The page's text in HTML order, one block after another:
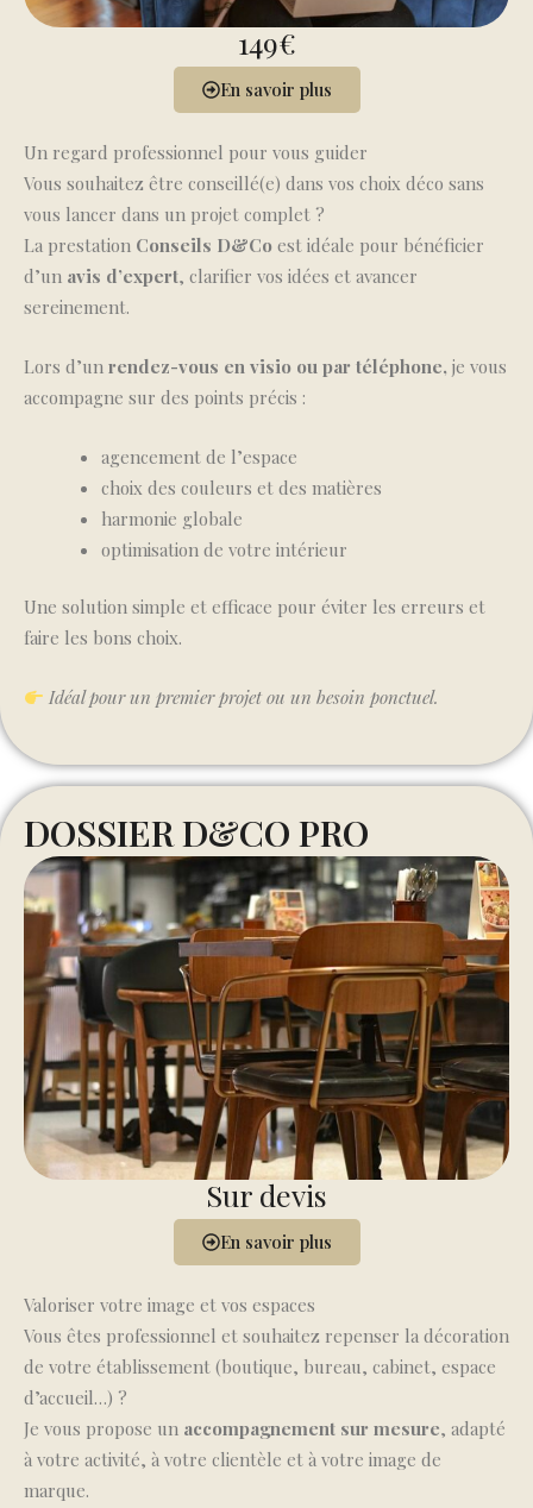
149€
En savoir plus
Un regard professionnel pour vous guider
Vous souhaitez être conseillé(e) dans vos choix déco sans
vous lancer dans un projet complet ?
La prestation Conseils D&Co est idéale pour bénéficier
d’un avis d’expert, clarifier vos idées et avancer
sereinement.
Lors d’un rendez-vous en visio ou par téléphone, je vous
accompagne sur des points précis :
agencement de l’espace
choix des couleurs et des matières
harmonie globale
optimisation de votre intérieur
Une solution simple et efficace pour éviter les erreurs et
faire les bons choix.
Idéal pour un premier projet ou un besoin ponctuel.
DOSSIER D&CO PRO
Sur devis
En savoir plus
Valoriser votre image et vos espaces
Vous êtes professionnel et souhaitez repenser la décoration
de votre établissement (boutique, bureau, cabinet, espace
d’accueil…) ?
Je vous propose un accompagnement sur mesure, adapté
à votre activité, à votre clientèle et à votre image de
marque.